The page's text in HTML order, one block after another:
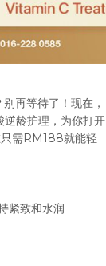
再等待了！现在，
龄护理，为你打开
需RM188就能轻
紧致和水润